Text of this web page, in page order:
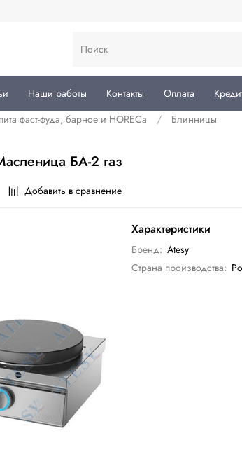
Наши работы Контакты Оплата
фаст-фуда, барное и HORECa Блинницы
БА-2 газ
Добавить в сравнение
Характеристики
Бренд: Atesy
Страна производства: